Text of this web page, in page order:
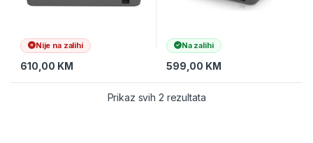
Nije na zalihi
610,00 KM
Na zalihi
599,00 KM
Prikaz svih 2 rezultata